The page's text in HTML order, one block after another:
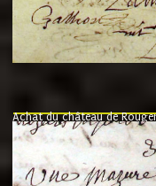
Achat du château de
"l'an mil six cent soixante
nommé fut présent